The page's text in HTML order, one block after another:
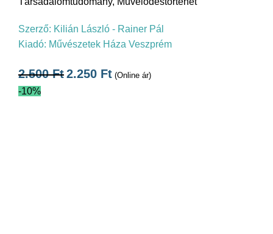
Szerző: Kilián László - Rainer Pál
Kiadó: Művészetek Háza Veszprém
2.500Ft2.250 Ft (Online ár)
-10%